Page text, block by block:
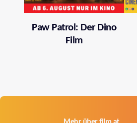
Paw Patrol: Der Dino
Film